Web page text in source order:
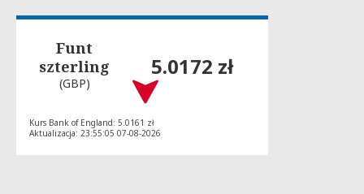
Funt
szterling
(GBP)
5.0172 zł
Kurs Bank of England: 5.0161 zł
Aktualizacja: 23:55:05 07-08-2026